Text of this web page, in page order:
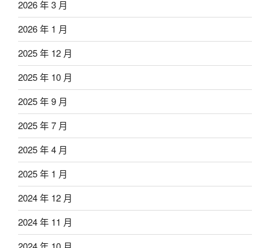
2026 年 3 月
2026 年 1 月
2025 年 12 月
2025 年 10 月
2025 年 9 月
2025 年 7 月
2025 年 4 月
2025 年 1 月
2024 年 12 月
2024 年 11 月